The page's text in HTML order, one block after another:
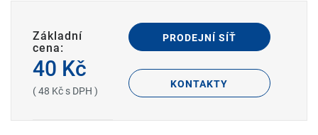
Základní
cena:
40 Kč
( 48 Kč s DPH )
PRODEJNÍ SÍŤ
KONTAKTY